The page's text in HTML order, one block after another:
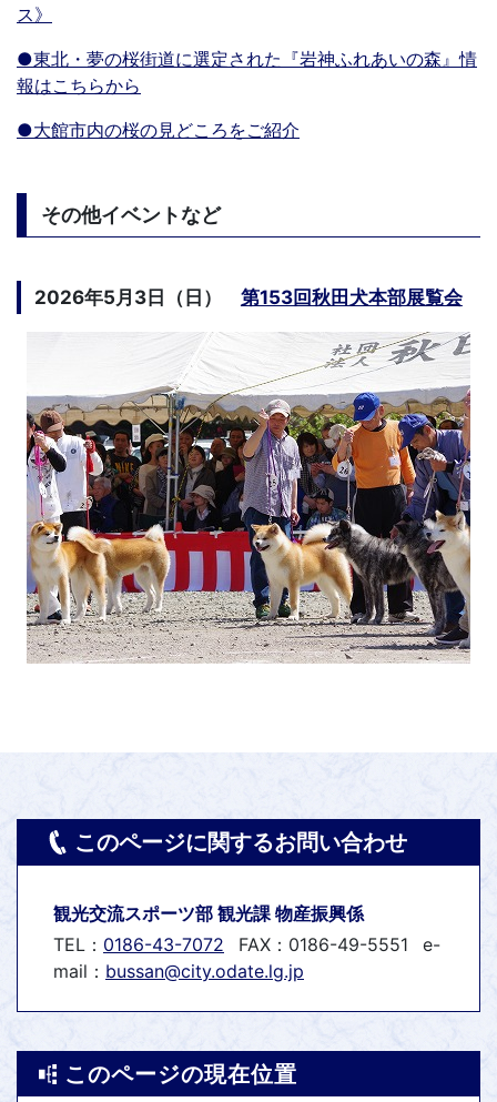
ス》
●東北・夢の桜街道に選定された『岩神ふれあいの森』情
報はこちらから
●大館市内の桜の見どころをご紹介
その他イベントなど
2026年5月3日（日） 第153回秋田犬本部展覧会
このページに関するお問い合わせ
観光交流スポーツ部 観光課 物産振興係
TEL： 0186-43-7072 FAX：0186-49-5551
e-
mail： bussan@city.odate.lg.jp
このページの現在位置